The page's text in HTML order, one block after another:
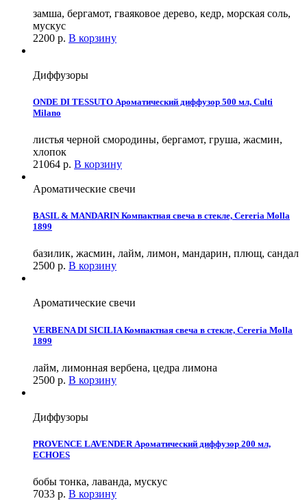
замша, бергамот, гваяковое дерево, кедр, морская соль,
мускус
2200 р. В корзину
Диффузоры
ONDE DI TESSUTO Ароматический диффузор 500 мл, Culti
Milano
листья черной смородины, бергамот, груша, жасмин,
хлопок
21064 р. В корзину
Ароматические свечи
BASIL & MANDARIN Компактная свеча в стекле, Cereria Molla
1899
базилик, жасмин, лайм, лимон, мандарин, плющ, сандал
2500 р. В корзину
Ароматические свечи
VERBENA DI SICILIA Компактная свеча в стекле, Cereria Molla
1899
лайм, лимонная вербена, цедра лимона
2500 р. В корзину
Диффузоры
PROVENCE LAVENDER Ароматический диффузор 200 мл,
ECHOES
бобы тонка, лаванда, мускус
7033 р. В корзину